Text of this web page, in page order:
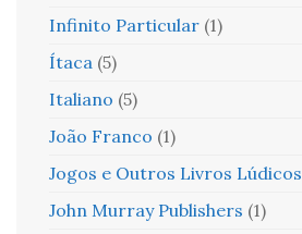
Infinito Particular (1)
Ítaca (5)
Italiano (5)
João Franco (1)
Jogos e Outros Livros Lúdicos
John Murray Publishers (1)